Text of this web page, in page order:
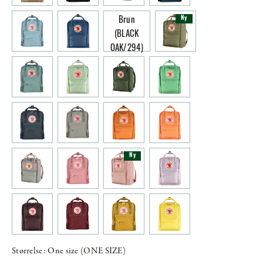
Brun
(BLACK
OAK/294)
Ny
Ny
Størrelse: One size (ONE SIZE)